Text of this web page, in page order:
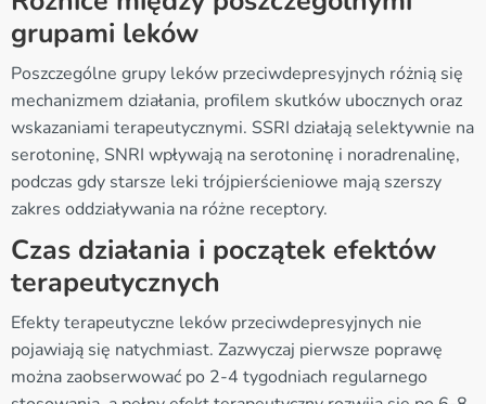
grupami leków
Poszczególne grupy leków przeciwdepresyjnych różnią się
mechanizmem działania, profilem skutków ubocznych oraz
wskazaniami terapeutycznymi. SSRI działają selektywnie na
serotoninę, SNRI wpływają na serotoninę i noradrenalinę,
podczas gdy starsze leki trójpierścieniowe mają szerszy
zakres oddziaływania na różne receptory.
Czas działania i początek efektów
terapeutycznych
Efekty terapeutyczne leków przeciwdepresyjnych nie
pojawiają się natychmiast. Zazwyczaj pierwsze poprawę
można zaobserwować po 2-4 tygodniach regularnego